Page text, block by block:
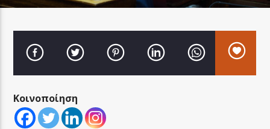
LA FAMIGLIA RADIO
LA FAMIGLIA ΝΗΣΙΩΤΙΚΑ
Κοινοποίηση